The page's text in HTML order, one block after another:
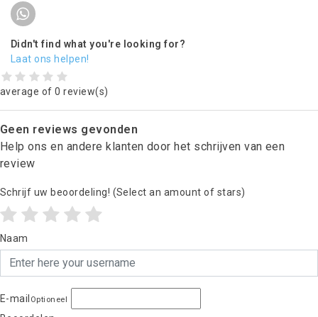
Didn't find what you're looking for?
Laat ons helpen!
average of 0 review(s)
Geen reviews gevonden
Help ons en andere klanten door het schrijven van een
review
Schrijf uw beoordeling! (Select an amount of stars)
Naam
E-mail Optioneel